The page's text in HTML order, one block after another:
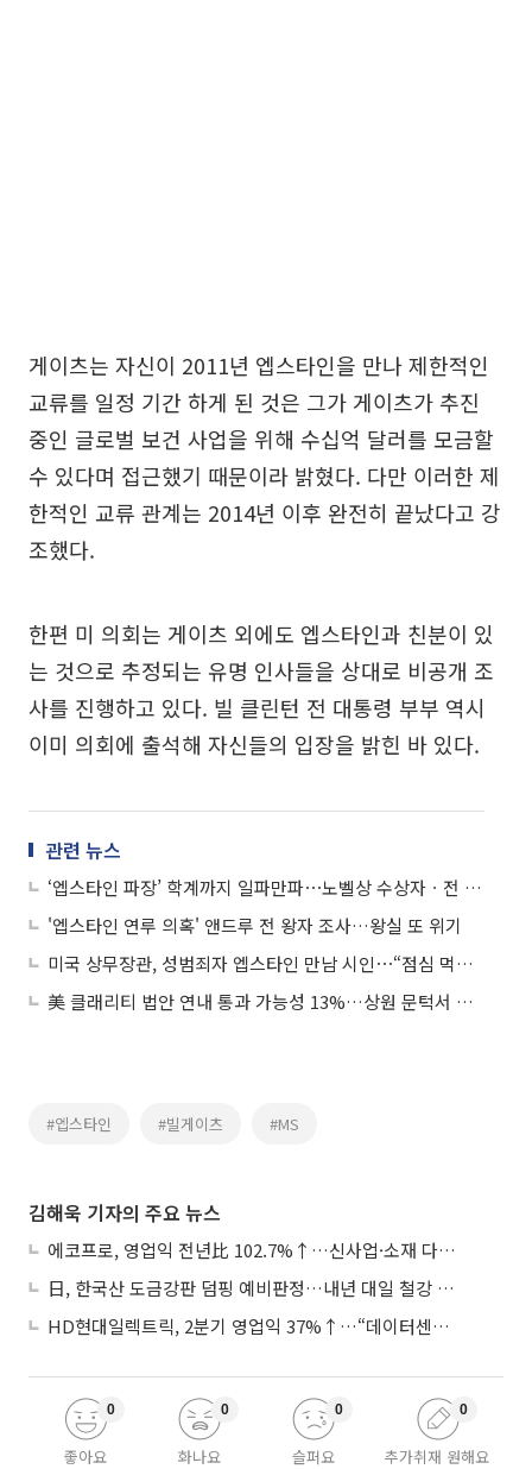
게이츠는 자신이 2011년 엡스타인을 만나 제한적인
교류를 일정 기간 하게 된 것은 그가 게이츠가 추진
중인 글로벌 보건 사업을 위해 수십억 달러를 모금할
수 있다며 접근했기 때문이라 밝혔다. 다만 이러한 제
한적인 교류 관계는 2014년 이후 완전히 끝났다고 강
조했다.
한편 미 의회는 게이츠 외에도 엡스타인과 친분이 있
는 것으로 추정되는 유명 인사들을 상대로 비공개 조
사를 진행하고 있다. 빌 클린턴 전 대통령 부부 역시
이미 의회에 출석해 자신들의 입장을 밝힌 바 있다.
관련 뉴스
‘엡스타인 파장’ 학계까지 일파만파⋯노벨상 수상자ㆍ전 재무장관 대학서 동반 사퇴
'엡스타인 연루 의혹' 앤드루 전 왕자 조사…왕실 또 위기
미국 상무장관, 성범죄자 엡스타인 만남 시인⋯“점심 먹은 것”
美 클래리티 법안 연내 통과 가능성 13%…상원 문턱서 제동
#엡스타인 #빌게이츠 #MS
김해욱 기자의 주요 뉴스
에코프로, 영업익 전년比 102.7%↑…신사업·소재 다각화 박차
日, 한국산 도금강판 덤핑 예비판정…내년 대일 철강 수출 ‘빨간불’
HD현대일렉트릭, 2분기 영업익 37%↑…“데이터센터 사업, 새로운 성장 축”
좋아요
0
화나요
0
슬퍼요
0
추가취재 원해요
0